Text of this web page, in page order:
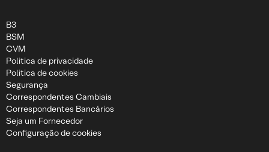
B3
BSM
CVM
Politica de privacidade
Politica de cookies
Segurança
Correspondentes Cambiais
Correspondentes Bancários
Seja um Fornecedor
Configuração de cookies